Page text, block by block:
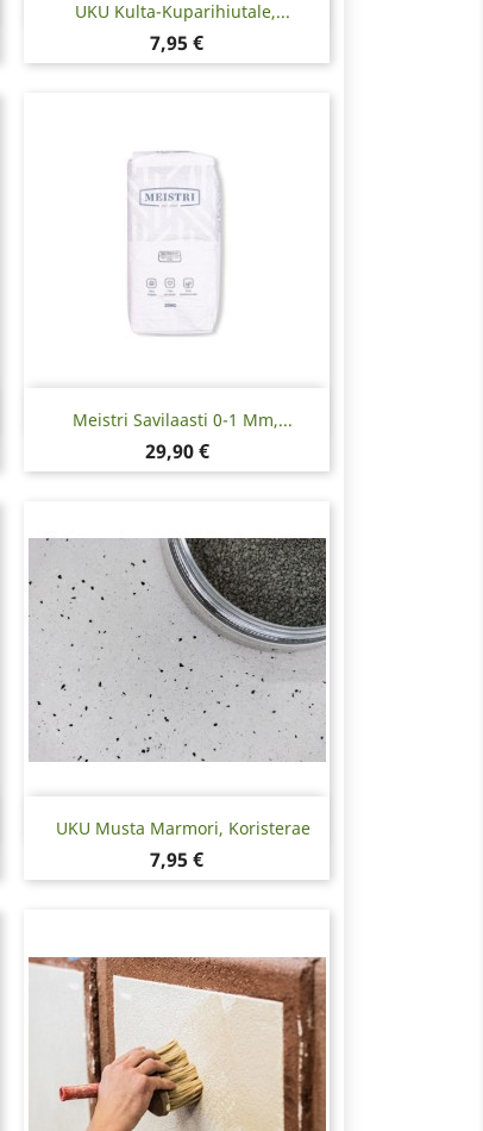
UKU Kulta-Kuparihiutale,...
Hinta
7,95 €

Meistri Savilaasti 0-1 Mm,...
Hinta
29,90 €
Pikakatselu
UKU Musta Marmori, Koristerae
Hinta
7,95 €
Pikakatselu